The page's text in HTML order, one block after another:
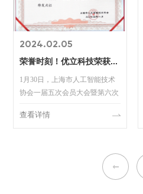
2024.02.05
荣誉时刻！优立科技荣获2023年度新锐创新企业奖！
1月30日，上海市人工智能技术
协会一届五次会员大会暨第六次
会议上，优立科技凭借在元宇宙
协会颁发的2023年度新锐创...
查看详情